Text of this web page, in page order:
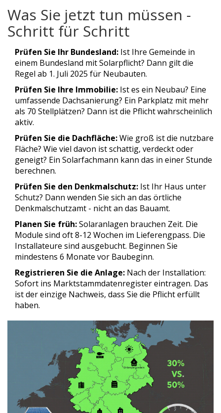
Was Sie jetzt tun müssen -
Schritt für Schritt
Prüfen Sie Ihr Bundesland: Ist Ihre Gemeinde in
einem Bundesland mit Solarpflicht? Dann gilt die
Regel ab 1. Juli 2025 für Neubauten.
Prüfen Sie Ihre Immobilie: Ist es ein Neubau? Eine
umfassende Dachsanierung? Ein Parkplatz mit mehr
als 70 Stellplätzen? Dann ist die Pflicht wahrscheinlich
aktiv.
Prüfen Sie die Dachfläche:Wie groß ist die nutzbare
Fläche? Wie viel davon ist schattig, verdeckt oder
geneigt? Ein Solarfachmann kann das in einer Stunde
berechnen.
Prüfen Sie den Denkmalschutz: Ist Ihr Haus unter
Schutz? Dann wenden Sie sich an das örtliche
Denkmalschutzamt - nicht an das Bauamt.
Planen Sie früh:Solaranlagen brauchen Zeit. Die
Module sind oft 8-12 Wochen im Lieferengpass. Die
Installateure sind ausgebucht. Beginnen Sie
mindestens 6 Monate vor Baubeginn.
Registrieren Sie die Anlage: Nach der Installation:
Sofort ins Marktstammdatenregister eintragen. Das
ist der einzige Nachweis, dass Sie die Pflicht erfüllt
haben.